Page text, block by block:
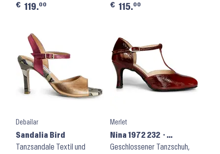
€ 119.00 € 115.00
Debailar
Sandalia Bird
Tanzsandale Textil und
Merlet
Nina 1972 232 ⬝
Bordeaux
Geschlossener Tanzschuh,